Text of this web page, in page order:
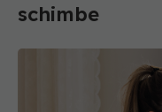
schimbe